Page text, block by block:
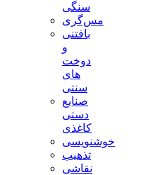
سنگی
مس‌گری
بافتنی‌
و
دوخت
های
سنتی
صنایع
دستی
کاغذی
خوشنویسی
تذهیب
نقاشی